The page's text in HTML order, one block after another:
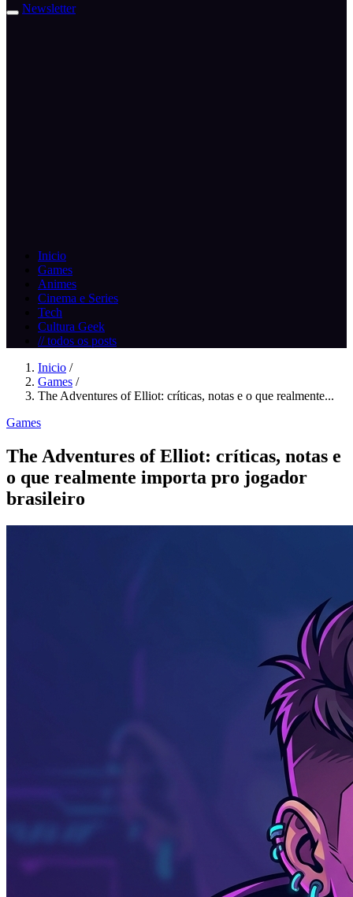
Newsletter
Inicio
Games
Animes
Cinema e Series
Tech
Cultura Geek
// todos os posts
Inicio /
Games /
The Adventures of Elliot: críticas, notas e o que realmente...
Games
The Adventures of Elliot: críticas, notas e
o que realmente importa pro jogador
brasileiro